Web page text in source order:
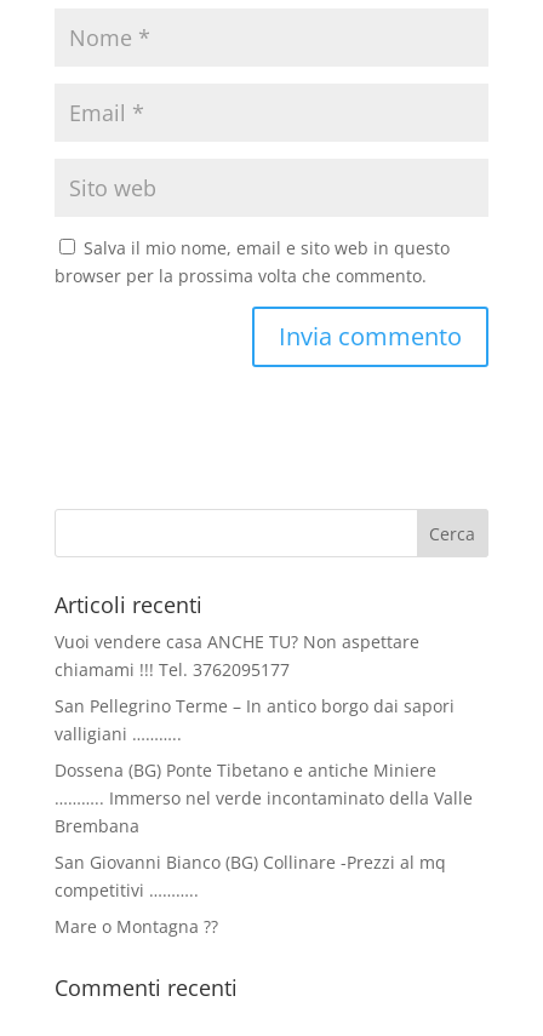
Salva il mio nome, email e sito web in questo
browser per la prossima volta che commento.
Articoli recenti
Vuoi vendere casa ANCHE TU? Non aspettare
chiamami !!! Tel. 3762095177
San Pellegrino Terme – In antico borgo dai sapori
valligiani ………..
Dossena (BG) Ponte Tibetano e antiche Miniere
……….. Immerso nel verde incontaminato della Valle
Brembana
San Giovanni Bianco (BG) Collinare -Prezzi al mq
competitivi ………..
Mare o Montagna ??
Commenti recenti